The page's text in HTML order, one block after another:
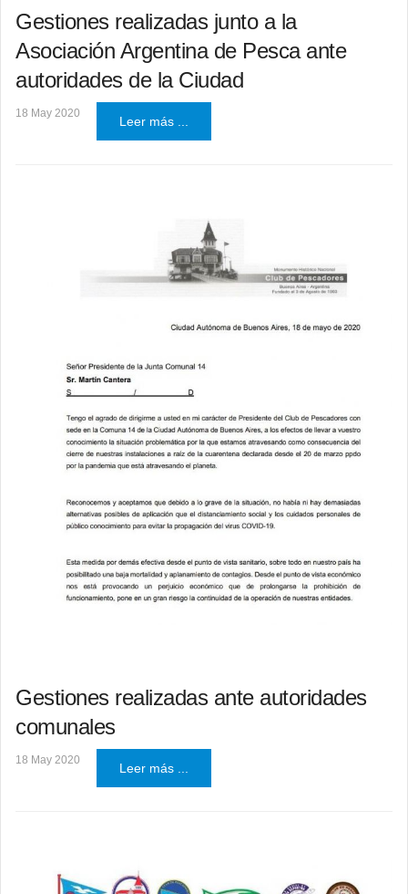
Gestiones realizadas junto a la
Asociación Argentina de Pesca ante
autoridades de la Ciudad
18 May 2020
Leer más ...
Gestiones realizadas ante autoridades
comunales
18 May 2020
Leer más ...